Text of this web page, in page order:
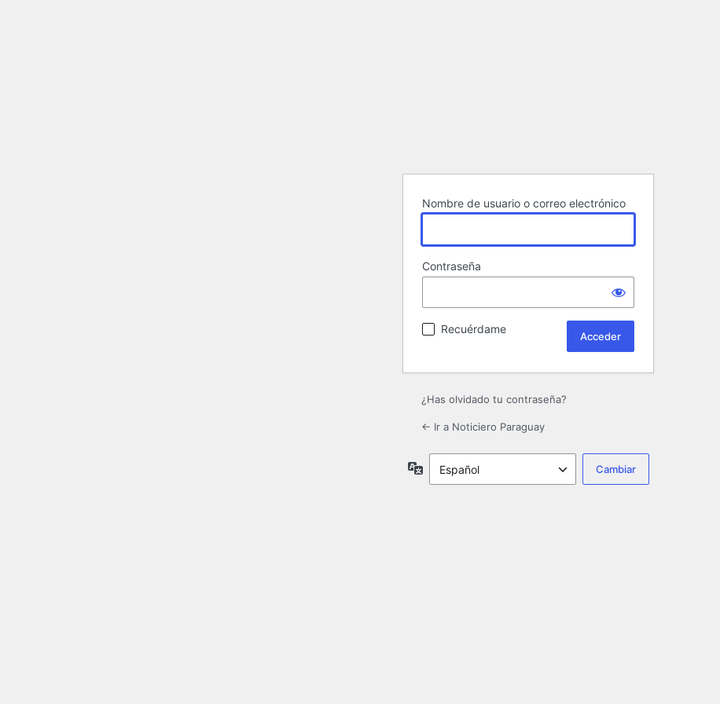
Nombre de usuario o correo electrónico
Contraseña
Recuérdame
¿Has olvidado tu contraseña?
← Ir a Noticiero Paraguay
Idioma